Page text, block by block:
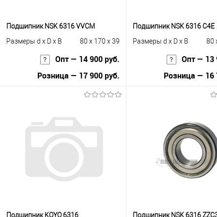
Подшипник NSK 6316 VVCM
Размеры d x D x B
80 x 170 x 39
Опт — 14 900 руб.
Розница — 17 900 руб.
Купить в 1 клик
К сравнению
В избранное
Под заказ
Подшипник NSK 6316 C4E
Размеры d x D x B
80
Опт — 13
Розница — 16
Купить в 1 клик
К
В избранное
Под
Подшипник KOYO 6316
Подшипник NSK 6316